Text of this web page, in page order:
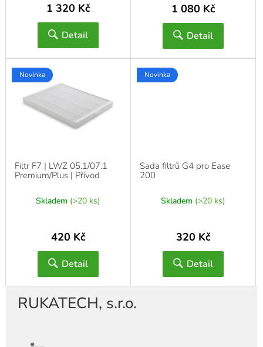
1 320 Kč
Detail
1 080 Kč
Detail
Novinka
Filtr F7 | LWZ 05.1/07.1
Premium/Plus | Přívod
Skladem (>20 ks)
420 Kč
Detail
Novinka
Sada filtrů G4 pro Ease
200
Skladem (>20 ks)
320 Kč
Detail
RUKATECH, s.r.o.